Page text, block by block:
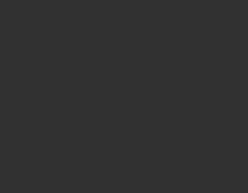
sfidarsi. E questa volta lo
una delle competizioni sportive